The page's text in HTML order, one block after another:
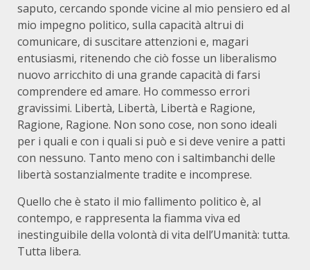
saputo, cercando sponde vicine al mio pensiero ed al
mio impegno politico, sulla capacità altrui di
comunicare, di suscitare attenzioni e, magari
entusiasmi, ritenendo che ciò fosse un liberalismo
nuovo arricchito di una grande capacità di farsi
comprendere ed amare. Ho commesso errori
gravissimi. Libertà, Libertà, Libertà e Ragione,
Ragione, Ragione. Non sono cose, non sono ideali
per i quali e con i quali si può e si deve venire a patti
con nessuno. Tanto meno con i saltimbanchi delle
libertà sostanzialmente tradite e incomprese.
Quello che è stato il mio fallimento politico è, al
contempo, e rappresenta la fiamma viva ed
inestinguibile della volontà di vita dell’Umanità: tutta.
Tutta libera.